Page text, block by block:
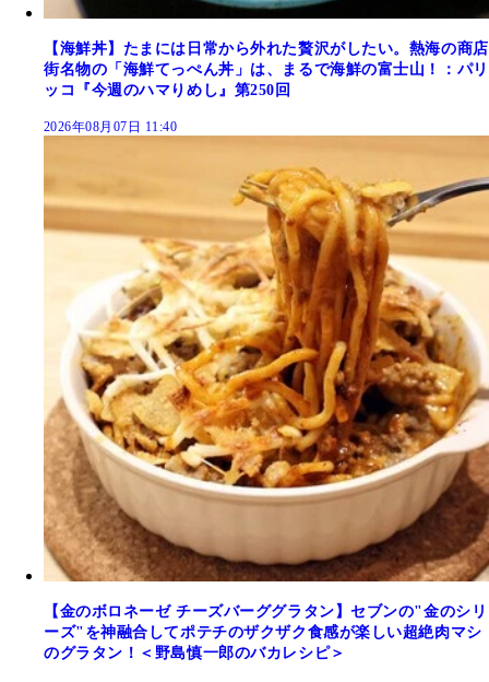
【海鮮丼】たまには日常から外れた贅沢がしたい。熱海の商店
街名物の「海鮮てっぺん丼」は、まるで海鮮の富士山！：パリ
ッコ『今週のハマりめし』第250回
2026年08月07日 11:40
【金のボロネーゼ チーズバーググラタン】セブンの"金のシリ
ーズ"を神融合してポテチのザクザク食感が楽しい超絶肉マシ
のグラタン！＜野島慎一郎のバカレシピ＞